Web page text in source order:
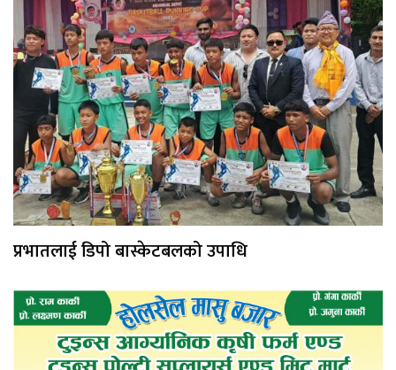
प्रभातलाई डिपो बास्केटबलको उपाधि